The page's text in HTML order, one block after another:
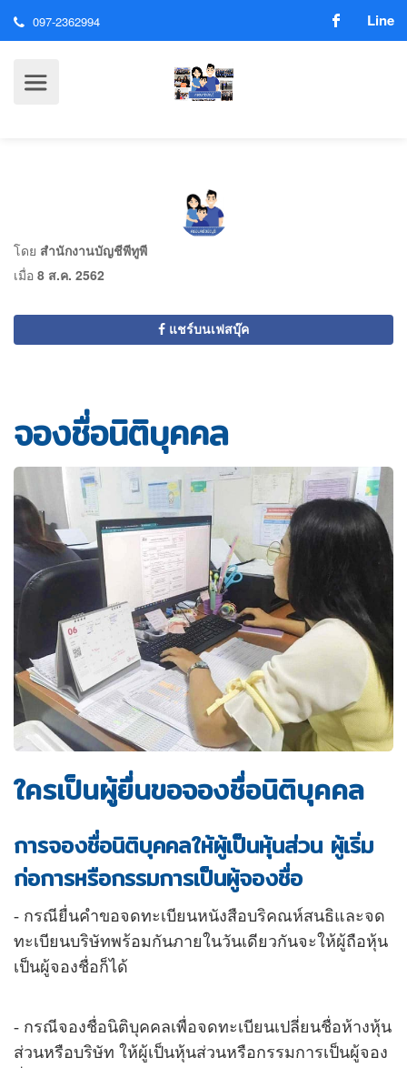
097-2362994 Line
โดย สำนักงานบัญชีพีทูพี
เมื่อ 8 ส.ค. 2562
แชร์บนเฟสบุ๊ค
จองชื่อนิติบุคคล
ใครเป็นผู้ยื่นขอจองชื่อนิติบุคคล
การจองชื่อนิติบุคคลให้ผู้เป็นหุ้นส่วน ผู้เริ่ม
ก่อการหรือกรรมการเป็นผู้จองชื่อ
- กรณียื่นคำขอจดทะเบียนหนังสือบริคณห์สนธิและจด
ทะเบียนบริษัทพร้อมกันภายในวันเดียวกันจะให้ผู้ถือหุ้น
เป็นผู้จองชื่อก็ได้
- กรณีจองชื่อนิติบุคคลเพื่อจดทะเบียนเปลี่ยนชื่อห้างหุ้น
ส่วนหรือบริษัท ให้ผู้เป็นหุ้นส่วนหรือกรรมการเป็นผู้จอง